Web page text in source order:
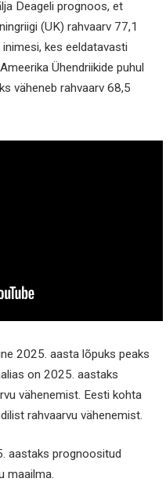
Deageli prognoos, et
(UK) rahvaarv 77,1
kes eeldatavasti
Ühendriikide puhul
väheneb rahvaarv 68,5
2025. aasta lõpuks peaks
on 2025. aastaks
vähenemist. Eesti kohta
rahvaarvu vähenemist.
aastaks prognoositud
maailma.